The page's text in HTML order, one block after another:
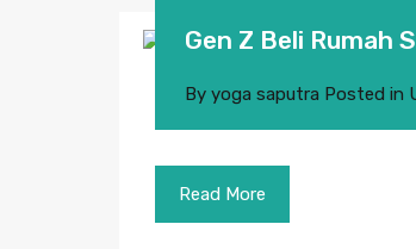
Gen Z Beli Rumah
By yoga saputra Posted in
Read More